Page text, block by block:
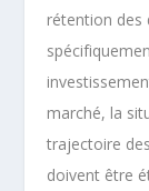
rétention des
marché, la
trajectoire
doivent être